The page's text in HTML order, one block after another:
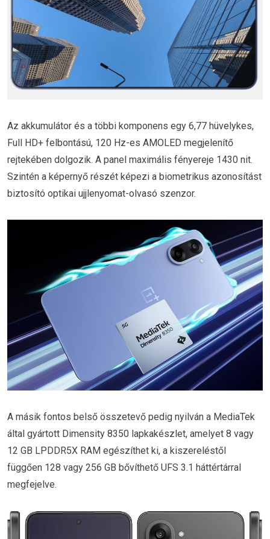
Az akkumulátor és a többi komponens egy 6,77 hüvelykes,
Full HD+ felbontású, 120 Hz-es AMOLED megjelenítő
rejtekében dolgozik. A panel maximális fényereje 1430 nit.
Szintén a képernyő részét képezi a biometrikus azonosítást
biztosító optikai ujjlenyomat-olvasó szenzor.
A másik fontos belső összetevő pedig nyilván a MediaTek
által gyártott Dimensity 8350 lapkakészlet, amelyet 8 vagy
12 GB LPDDR5X RAM egészíthet ki, a kiszereléstől
függően 128 vagy 256 GB bővíthető UFS 3.1 háttértárral
megfejelve.